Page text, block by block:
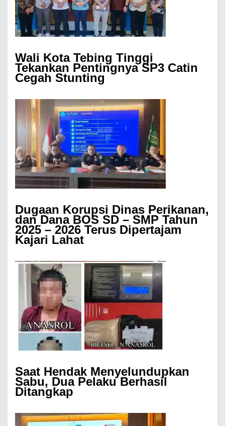
Wali Kota Tebing Tinggi
Tekankan Pentingnya SP3 Catin
Cegah Stunting
Dugaan Korupsi Dinas Perikanan,
dan Dana BOS SD – SMP Tahun
2025 – 2026 Terus Dipertajam
Kajari Lahat
Saat Hendak Menyelundupkan
Sabu, Dua Pelaku Berhasil
Ditangkap